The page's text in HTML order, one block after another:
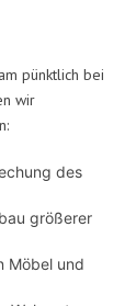
pünktlich bei
wir
des
größerer
Möbel und